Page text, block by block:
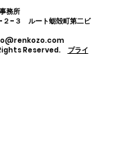
務所
-３ ルート蛎殻町第二ビ
Reserved. プライ